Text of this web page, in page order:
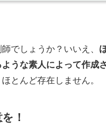
でしょうか？いいえ、
うな素人によって作成
とんど存在しません。
！